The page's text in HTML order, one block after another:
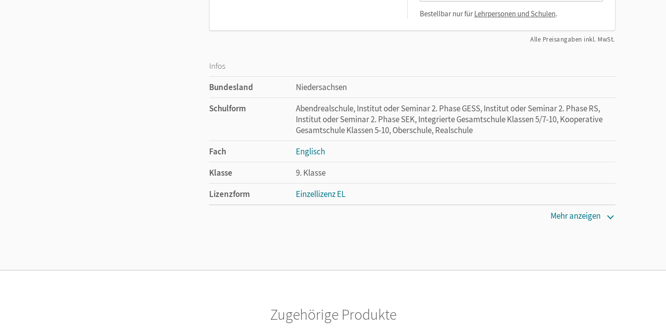
Bestellbar nur fürLehrpersonen und Schulen.
Alle Preisangaben inkl. MwSt.
Infos
Bundesland
Niedersachsen
Schulform
Abendrealschule, Institut oder Seminar 2. Phase GESS, Institut oder Seminar 2. Phase RS,
Institut oder Seminar 2. Phase SEK, Integrierte Gesamtschule Klassen 5/7-10, Kooperative
Gesamtschule Klassen 5-10, Oberschule, Realschule
Fach
Englisch
Klasse
9. Klasse
Lizenzform
Einzellizenz EL
Mehr anzeigen
Zugehörige Produkte